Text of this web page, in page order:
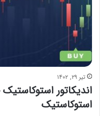
تیر ۲۹, ۱۴۰۲
اندیکاتور
استوکاستیک